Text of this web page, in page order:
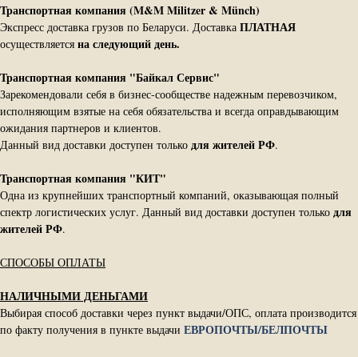
Транспортная компания (M&M Militzer & Münch)
Экспресс доставка грузов по Беларуси. Доставка ПЛАТНАЯ
осуществляется на следующий день.
Транспортная компания "Байкал Сервис"
Зарекомендовали себя в бизнес-сообществе надежным перевозчиком,
исполняющим взятые на себя обязательства и всегда оправдывающим
ожидания партнеров и клиентов.
Данный вид доставки доступен только для жителей РФ.
Транспортная компания "КИТ"
Одна из крупнейших транспортный компаний, оказывающая полный
спектр логистических услуг. Данный вид доставки доступен только для
жителей РФ.
СПОСОБЫ ОПЛАТЫ
НАЛИЧНЫМИ ДЕНЬГАМИ
Выбирая способ доставки через пункт выдачи/ОПС, оплата производится
по факту получения в пункте выдачи ЕВРОПОЧТЫ/БЕЛПОЧТЫ